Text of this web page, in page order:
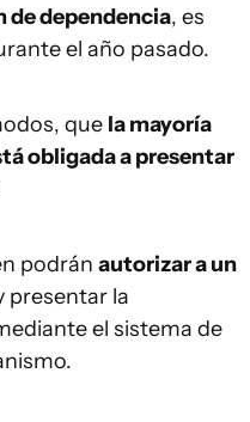
de dependencia, es
el año pasado.
que la mayoría
obligada a presentar
podrán autorizar a un
presentar la
el sistema de